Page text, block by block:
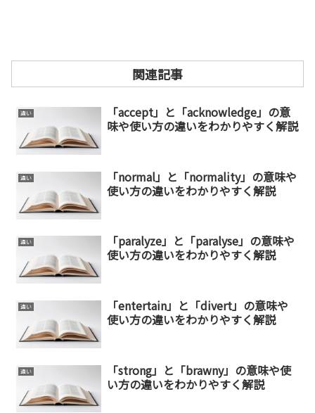
関連記事
違い
「accept」と「acknowledge」の意
味や使い方の違いをわかりやすく解説
違い
「normal」と「normality」の意味や
使い方の違いをわかりやすく解説
違い
「paralyze」と「paralyse」の意味や
使い方の違いをわかりやすく解説
違い
「entertain」と「divert」の意味や
使い方の違いをわかりやすく解説
違い
「strong」と「brawny」の意味や使
い方の違いをわかりやすく解説